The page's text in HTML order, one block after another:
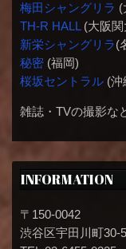
梅田シャングリラ (
TH-R HALL(大阪関
新栄シャングリラ(
秘密(福岡)
桜坂セントラル(沖
雑誌・TVの撮影な
INFORMATION
〒150-0042
渋谷区宇田川町30-